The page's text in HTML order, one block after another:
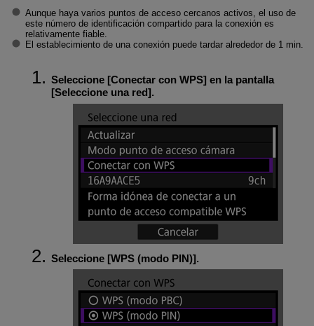
Aunque haya varios puntos de acceso cercanos activos, el uso de
este número de identificación compartido para la conexión es
relativamente fiable.
El establecimiento de una conexión puede tardar alrededor de 1 min.
Seleccione [Conectar con WPS] en la pantalla
[Seleccione una red].
Seleccione [WPS (modo PIN)].